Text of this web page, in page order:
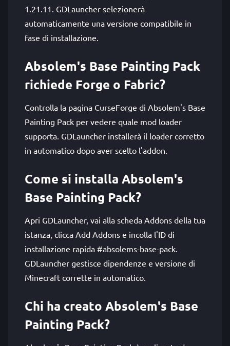
1.21.11. GDLauncher selezionerà
automaticamente una versione compatibile in
fase di installazione.
Absolem's Base Painting Pack
richiede Forge o Fabric?
Controlla la pagina CurseForge di Absolem's Base
Painting Pack per vedere quale mod loader
supporta. GDLauncher installerà il loader corretto
in automatico dopo aver scelto l'addon.
Come si installa Absolem's
Base Painting Pack?
Apri GDLauncher, vai alla scheda Addons della tua
istanza, clicca Add Addons e incolla l'ID di
installazione rapida #absolems-base-pack.
GDLauncher gestisce dipendenze e versione di
Minecraft corrette in automatico.
Chi ha creato Absolem's Base
Painting Pack?